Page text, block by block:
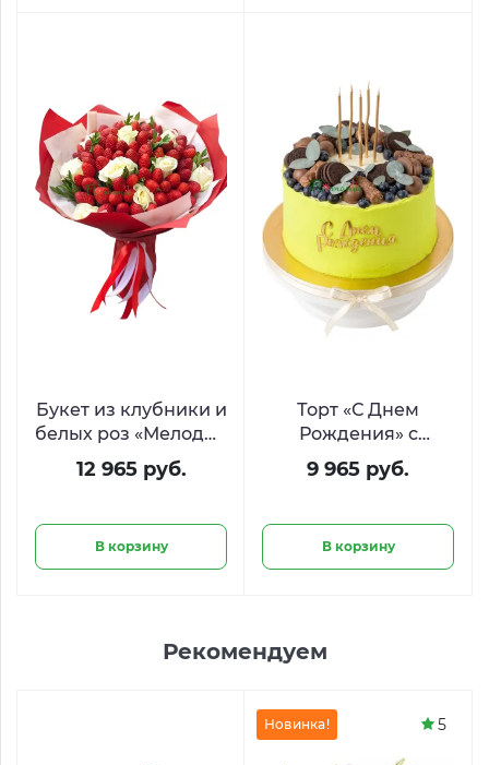
Букет из клубники и
белых роз «Мелодия
вкуса»
12 965 руб.
В корзину
Торт «С Днем
Рождения» с
ягодами и печеньем
Oreo
9 965 руб.
В корзину
Рекомендуем
Новинка! 5